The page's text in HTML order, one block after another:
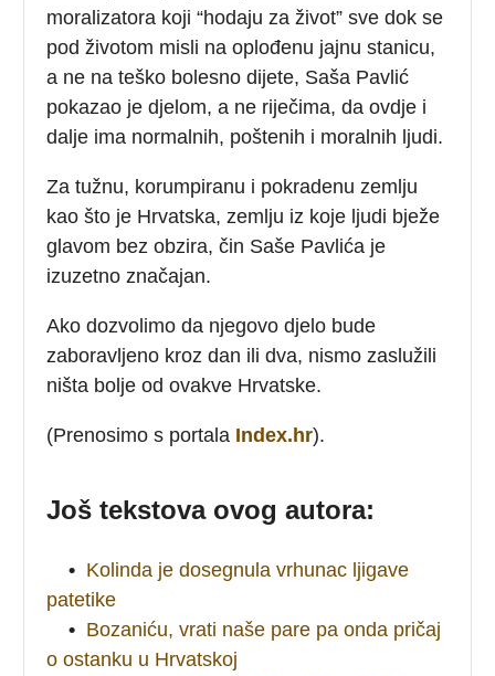
moralizatora koji “hodaju za život” sve dok se
pod životom misli na oplođenu jajnu stanicu,
a ne na teško bolesno dijete, Saša Pavlić
pokazao je djelom, a ne riječima, da ovdje i
dalje ima normalnih, poštenih i moralnih ljudi.
Za tužnu, korumpiranu i pokradenu zemlju
kao što je Hrvatska, zemlju iz koje ljudi bježe
glavom bez obzira, čin Saše Pavlića je
izuzetno značajan.
Ako dozvolimo da njegovo djelo bude
zaboravljeno kroz dan ili dva, nismo zaslužili
ništa bolje od ovakve Hrvatske.
(Prenosimo s portala Index.hr).
Još tekstova ovog autora:
• Kolinda je dosegnula vrhunac ljigave
patetike
• Bozaniću, vrati naše pare pa onda pričaj
o ostanku u Hrvatskoj